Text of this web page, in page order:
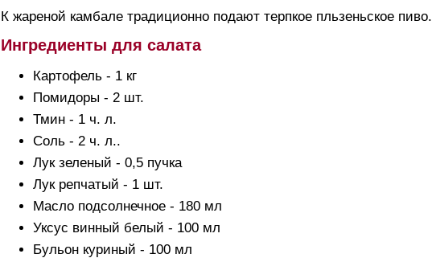
К жареной камбале традиционно подают терпкое пльзеньское пиво.
Ингредиенты для салата
Картофель - 1 кг
Помидоры - 2 шт.
Тмин - 1 ч. л.
Соль - 2 ч. л..
Лук зеленый - 0,5 пучка
Лук репчатый - 1 шт.
Масло подсолнечное - 180 мл
Уксус винный белый - 100 мл
Бульон куриный - 100 мл